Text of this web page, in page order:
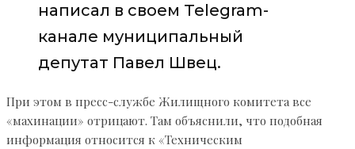
написал в своем Telegram-
канале муниципальный
депутат Павел Швец.
При этом в пресс-службе Жилищного комитета все
«махинации» отрицают. Там объяснили, что подобная
информация относится к «Техническим